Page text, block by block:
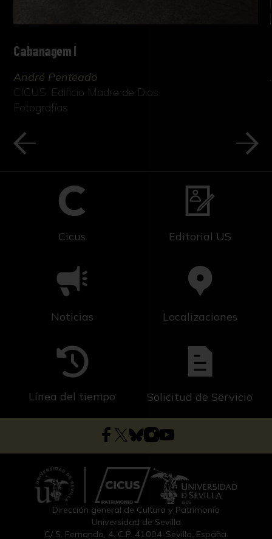
Cabanagem I
André Penteado
CICUS. Edificio Madre de Dios
Fotografías
Cicus Editorial US
Noticias Localizaciones
Línea del tiempo Solicitud de Servicio
Dirección general de Cultura y Patrimonio
Universidad de Sevilla
C/ S. Fernando, 4, C.P. 41004-Sevilla, España.